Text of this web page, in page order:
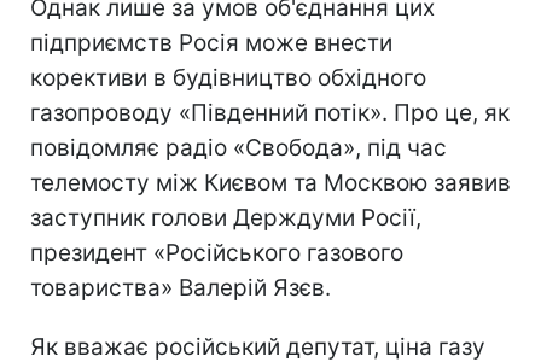
Однак лише за умов об'єднання цих
підприємств Росія може внести
корективи в будівництво обхідного
газопроводу «Південний потік». Про це, як
повідомляє радіо «Свобода», під час
телемосту між Києвом та Москвою заявив
заступник голови Держдуми Росії,
президент «Російського газового
товариства» Валерій Язєв.
Як вважає російський депутат, ціна газу